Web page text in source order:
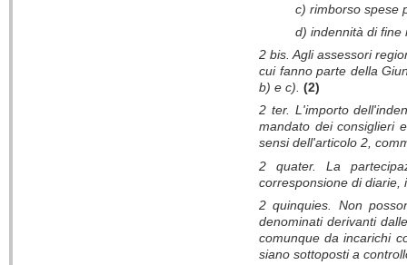
c) rimborso spese
d) indennità di
2 bis. Agli assessori
cui fanno parte della
b) e c). (2)
2 ter. L'importo
mandato dei consiglieri
sensi dell'articolo 2,
2 quater. La
corresponsione di
2 quinquies. Non
denominati derivanti
comunque da incarichi
siano sottoposti a